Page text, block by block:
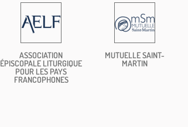
ASSOCIATION
ÉPISCOPALE LITURGIQUE
POUR LES PAYS
FRANCOPHONES
MUTUELLE SAINT-
MARTIN